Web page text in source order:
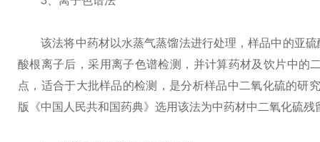
该法将中药材以水蒸气蒸馏法进行处理，样品中的亚硫
酸根离子后，采用离子色谱检测，并计算药材及饮片中的
点，适合于大批样品的检测，是分析样品中二氧化硫的研
版《中国人民共和国药典》选用该法为中药材中二氧化硫残